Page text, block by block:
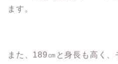
ます。
また、189㎝と身長も高く